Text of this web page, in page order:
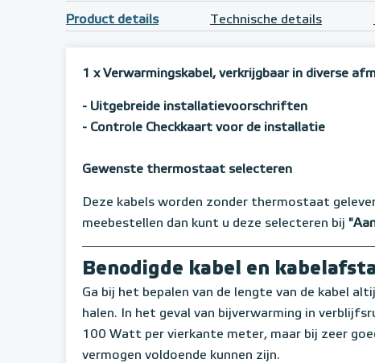
Product details Technische details
1 x Verwarmingskabel, verkrijgbaar in diverse
- Uitgebreide installatievoorschriften
- Controle Checkkaart voor de installatie
Gewenste thermostaat selecteren
Deze kabels worden zonder thermostaat
meebestellen dan kunt u deze selecteren bij
Benodigde kabel en
Ga bij het bepalen van de lengte van de kabel
halen. In het geval van bijverwarming in
100 Watt per vierkante meter, maar bij zeer
vermogen voldoende kunnen zijn.